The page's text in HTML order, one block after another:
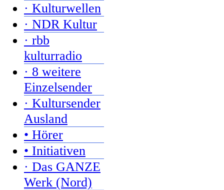
· Kulturwellen
· NDR Kultur
· rbb
kulturradio
· 8 weitere
Einzelsender
· Kultursender
Ausland
• Hörer
• Initiativen
· Das GANZE
Werk (Nord)